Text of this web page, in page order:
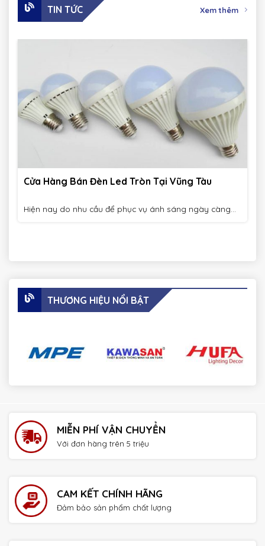
TIN TỨC Xem thêm
Cửa Hàng Bán Đèn Led Tròn Tại Vũng Tàu
Hiện nay do nhu cầu để phục vụ ánh sáng ngày càng...
THƯƠNG HIỆU NỔI BẬT
MIỄN PHÍ VẬN CHUYỂN
Với đơn hàng trên 5 triệu
CAM KẾT CHÍNH HÃNG
Đảm bảo sản phẩm chất lượng